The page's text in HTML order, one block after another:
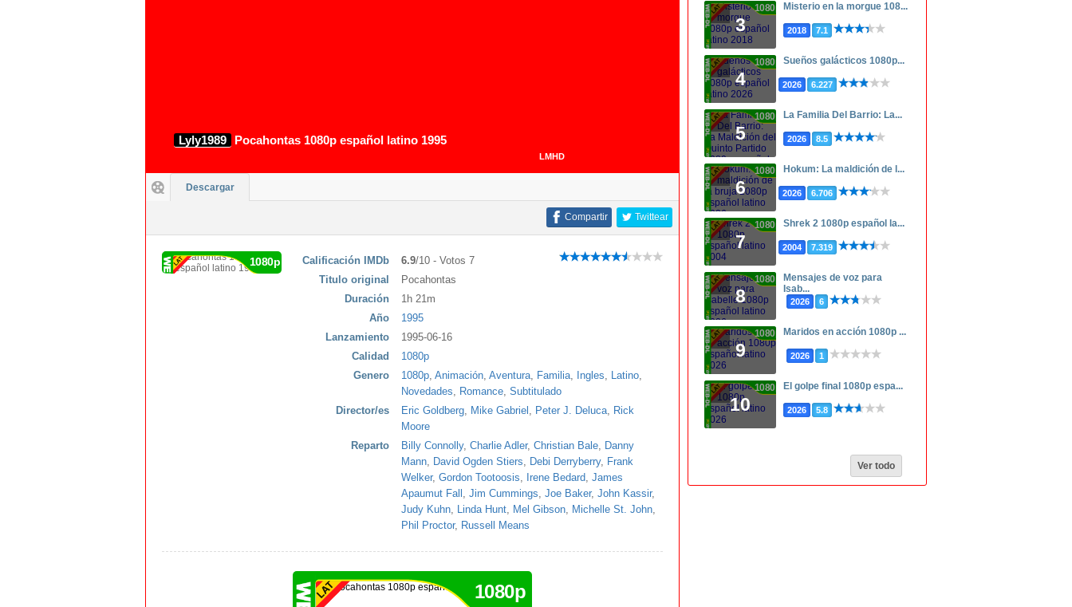
Lyly1989 Pocahontas 1080p español latino 1995
LMHD
Descargar
Twittear
Compartir
1080p Calificación IMDb 6.9/10 - Votos 7
Titulo original
Pocahontas
Duración
1h 21m
Año
1995
Lanzamiento
1995-06-16
Calidad
1080p
Genero
1080p, Animación, Aventura, Familia, Ingles, Latino,
Novedades, Romance, Subtitulado
Director/es
Eric Goldberg, Mike Gabriel , Peter J. Deluca, Rick
Moore
Reparto
Billy Connolly, Charlie Adler, Christian Bale, Danny
Mann, David Ogden Stiers, Debi Derryberry, Frank
Welker, Gordon Tootoosis, Irene Bedard, James
Apaumut Fall , Jim Cummings, Joe Baker, John Kassir,
Judy Kuhn, Linda Hunt, Mel Gibson, Michelle St. John,
Phil Proctor, Russell Means
1080p
3
1080p Misterio en la morgue 108...
2018 7.1
4
1080p Sueños galácticos 1080p...
2026 6.227
5
1080p La Familia Del Barrio: La...
2026 8.5
6
1080p Hokum: La maldición de l...
2026 6.706
7
1080p Shrek 2 1080p español la...
2004 7.319
8
1080p
Mensajes de voz para
Isab...
2026 6
9
1080p Maridos en acción 1080p ...
2026 1
10
1080p El golpe final 1080p espa...
2026 5.8
Ver todo